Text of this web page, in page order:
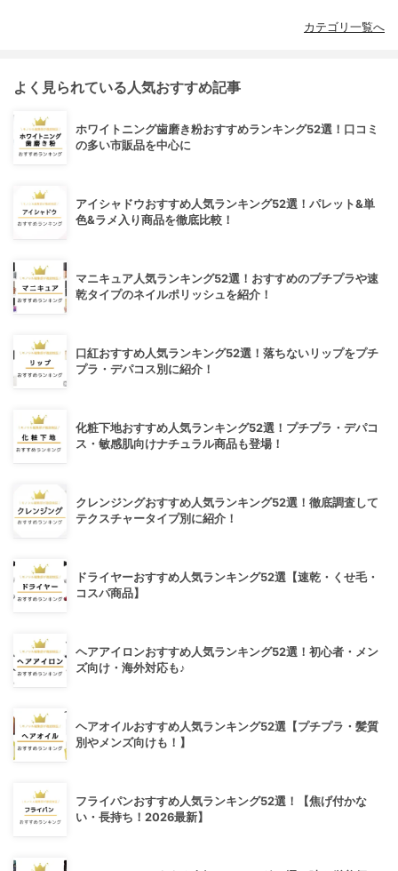
カテゴリ一覧へ
よく見られている人気おすすめ記事
ホワイトニング歯磨き粉おすすめランキング52選！口コミ
の多い市販品を中心に
アイシャドウおすすめ人気ランキング52選！パレット&単
色&ラメ入り商品を徹底比較！
マニキュア人気ランキング52選！おすすめのプチプラや速
乾タイプのネイルポリッシュを紹介！
口紅おすすめ人気ランキング52選！落ちないリップをプチ
プラ・デパコス別に紹介！
化粧下地おすすめ人気ランキング52選！プチプラ・デパコ
ス・敏感肌向けナチュラル商品も登場！
クレンジングおすすめ人気ランキング52選！徹底調査して
テクスチャータイプ別に紹介！
ドライヤーおすすめ人気ランキング52選【速乾・くせ毛・
コスパ商品】
ヘアアイロンおすすめ人気ランキング52選！初心者・メン
ズ向け・海外対応も♪
ヘアオイルおすすめ人気ランキング52選【プチプラ・髪質
別やメンズ向けも！】
フライパンおすすめ人気ランキング52選！【焦げ付かな
い・長持ち！2026最新】